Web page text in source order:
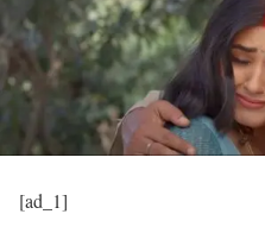
[ad_1]